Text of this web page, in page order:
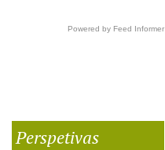
Powered by Feed Informer
Perspetivas